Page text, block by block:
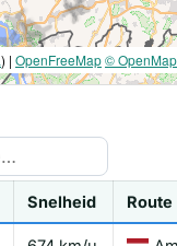
) | OpenFreeMap©
Snelheid Route